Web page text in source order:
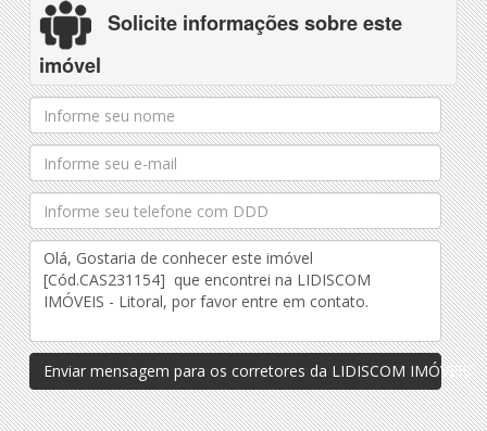
Solicite informações sobre este
imóvel
Enviar mensagem para os corretores da LIDISCOM IMÓVEIS -